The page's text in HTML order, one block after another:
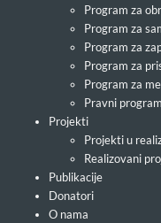
Program za
Program za
Program za
Program za
Program za
Pravni
Projekti
Projekti u
Realizovani
Publikacije
Donatori
O nama